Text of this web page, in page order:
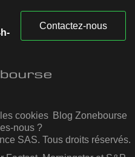
Contactez-nous
cookies Blog Zonebourse
nous ?
SAS. Tous droits réservés.